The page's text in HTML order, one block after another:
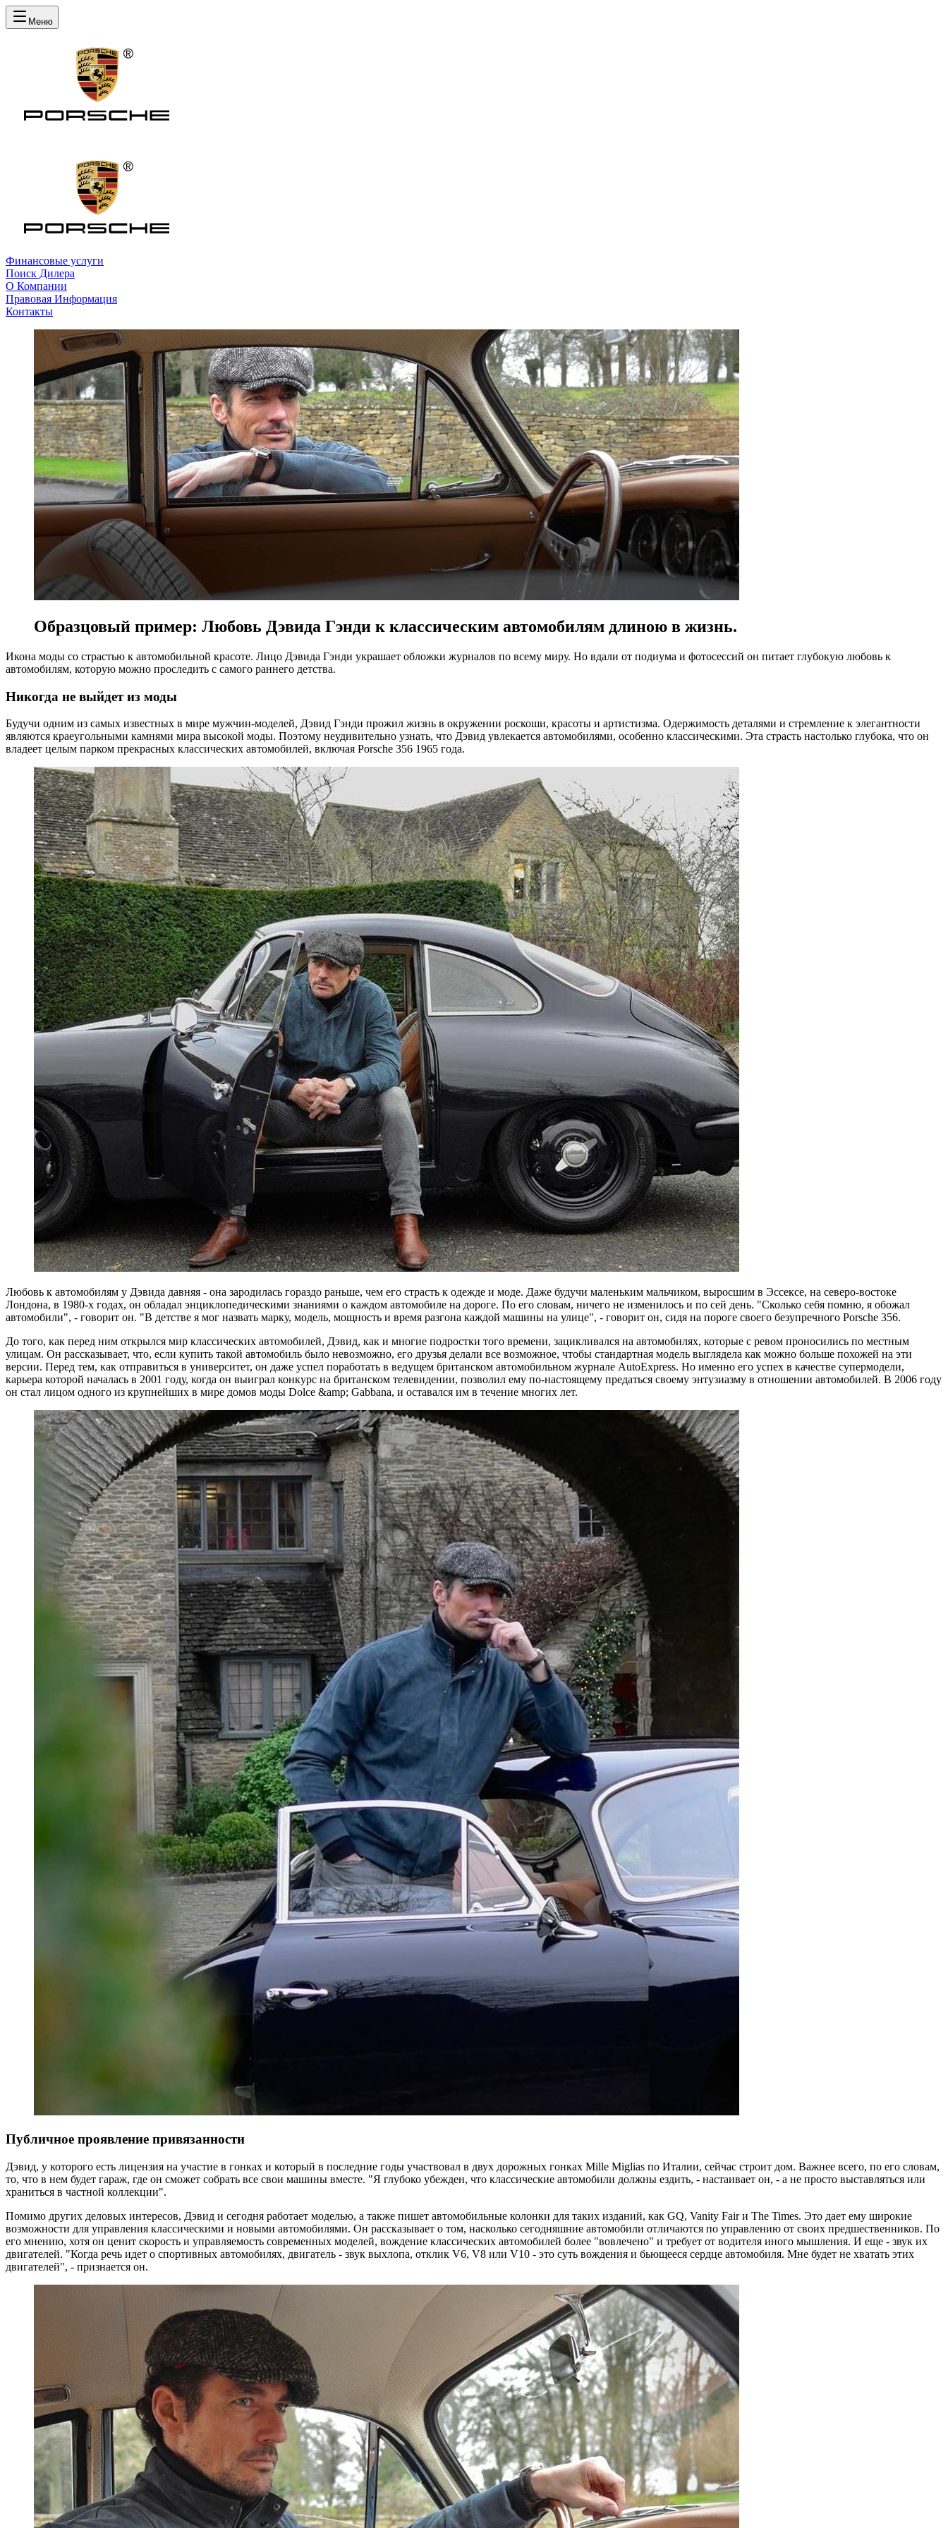
Меню
Финансовые услуги
Поиск Дилера
О Компании
Правовая Информация
Контакты
Образцовый пример: Любовь Дэвида Гэнди к классическим автомобилям длиною в жизнь.
Икона моды со страстью к автомобильной красоте. Лицо Дэвида Гэнди украшает обложки журналов по всему миру. Но вдали от подиума и фотосессий он питает глубокую любовь к
автомобилям, которую можно проследить с самого раннего детства.
Никогда не выйдет из моды
Будучи одним из самых известных в мире мужчин-моделей, Дэвид Гэнди прожил жизнь в окружении роскоши, красоты и артистизма. Одержимость деталями и стремление к элегантности
являются краеугольными камнями мира высокой моды. Поэтому неудивительно узнать, что Дэвид увлекается автомобилями, особенно классическими. Эта страсть настолько глубока, что он
владеет целым парком прекрасных классических автомобилей, включая Porsche 356 1965 года.
Любовь к автомобилям у Дэвида давняя - она зародилась гораздо раньше, чем его страсть к одежде и моде. Даже будучи маленьким мальчиком, выросшим в Эссексе, на северо-востоке
Лондона, в 1980-х годах, он обладал энциклопедическими знаниями о каждом автомобиле на дороге. По его словам, ничего не изменилось и по сей день. "Сколько себя помню, я обожал
автомобили", - говорит он. "В детстве я мог назвать марку, модель, мощность и время разгона каждой машины на улице", - говорит он, сидя на пороге своего безупречного Porsche 356.
До того, как перед ним открылся мир классических автомобилей, Дэвид, как и многие подростки того времени, зацикливался на автомобилях, которые с ревом проносились по местным
улицам. Он рассказывает, что, если купить такой автомобиль было невозможно, его друзья делали все возможное, чтобы стандартная модель выглядела как можно больше похожей на эти
версии. Перед тем, как отправиться в университет, он даже успел поработать в ведущем британском автомобильном журнале AutoExpress. Но именно его успех в качестве супермодели,
карьера которой началась в 2001 году, когда он выиграл конкурс на британском телевидении, позволил ему по-настоящему предаться своему энтузиазму в отношении автомобилей. В 2006 году
он стал лицом одного из крупнейших в мире домов моды Dolce &amp; Gabbana, и оставался им в течение многих лет.
Публичное проявление привязанности
Дэвид, у которого есть лицензия на участие в гонках и который в последние годы участвовал в двух дорожных гонках Mille Miglias по Италии, сейчас строит дом. Важнее всего, по его словам,
то, что в нем будет гараж, где он сможет собрать все свои машины вместе. "Я глубоко убежден, что классические автомобили должны ездить, - настаивает он, - а не просто выставляться или
храниться в частной коллекции".
Помимо других деловых интересов, Дэвид и сегодня работает моделью, а также пишет автомобильные колонки для таких изданий, как GQ, Vanity Fair и The Times. Это дает ему широкие
возможности для управления классическими и новыми автомобилями. Он рассказывает о том, насколько сегодняшние автомобили отличаются по управлению от своих предшественников. По
его мнению, хотя он ценит скорость и управляемость современных моделей, вождение классических автомобилей более "вовлечено" и требует от водителя иного мышления. И еще - звук их
двигателей. "Когда речь идет о спортивных автомобилях, двигатель - звук выхлопа, отклик V6, V8 или V10 - это суть вождения и бьющееся сердце автомобиля. Мне будет не хватать этих
двигателей", - признается он.